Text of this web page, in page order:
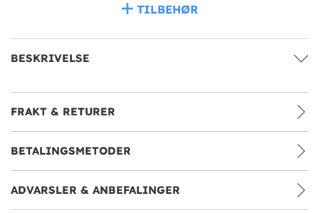
TILBEHØR
BESKRIVELSE
FRAKT & RETURER
BETALINGSMETODER
ADVARSLER & ANBEFALINGER